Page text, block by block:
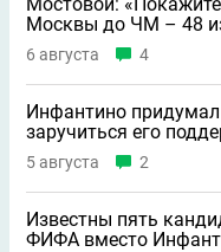
Москвы до ЧМ – 48
6 августа 4
Инфантино
заручиться его
5 августа 2
Известны пять
ФИФА вместо